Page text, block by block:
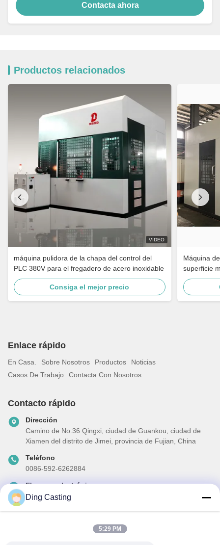
Contacta ahora
Productos relacionados
VIDEO
máquina pulidora de la chapa del control del
PLC 380V para el fregadero de acero inoxidable
Consiga el mejor precio
Máquina
superficie
grifo de
inoxidable
Enlace rápido
En Casa. Sobre Nosotros Productos
Noticias
Casos De Trabajo
Contacta Con Nosotros
Contacto rápido
Dirección
Camino de No.36 Qingxi, ciudad de Guankou, ciudad de
Xiamen del distrito de Jimei, provincia de Fujian, China
Teléfono
0086-592-6262884
El correo electrónico
dzivy@idzxm.cn
Ding Casting
5:29 PM